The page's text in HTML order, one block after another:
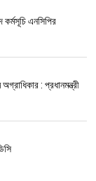
কর্মসূচি এনসিপির
: প্রধানমন্ত্রী